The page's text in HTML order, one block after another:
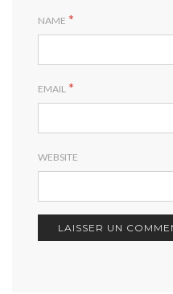
NAME *
EMAIL *
WEBSITE